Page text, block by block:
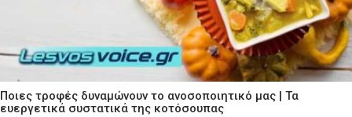
Ποιες τροφές δυναμώνουν το ανοσοποιητικό μας | Τα
ευεργετικά συστατικά της κοτόσουπας